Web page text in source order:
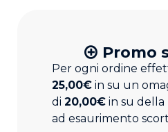
Promo
Per ogni ordine
25,00€ in su un
di 20,00€ in su della
ad esaurimento